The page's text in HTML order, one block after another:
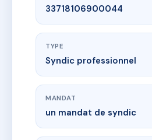
33718106900044
TYPE
Syndic professionnel
MANDAT
un mandat de syndic